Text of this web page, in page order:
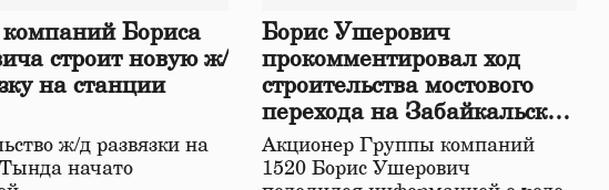
Бориса
строит новую ж/
на станции
ж/д развязки на
начато
Борис Ушерович
прокомментировал ход
строительства мостового
перехода на Забайкальской
железной дороге
Акционер Группы компаний
1520 Борис Ушерович